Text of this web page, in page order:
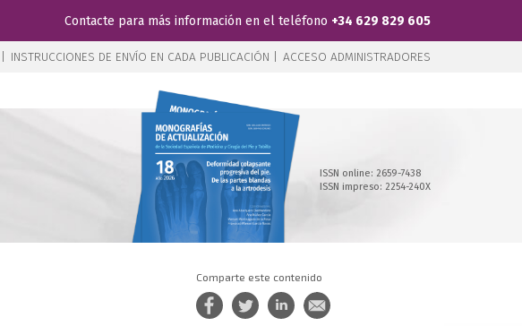
Contacte para más información en el teléfono +34 629 829 605
INSTRUCCIONES DE ENVÍO EN CADA PUBLICACIÓN | ACCESO ADMINISTRADORES
ISSN online: 2659-7438
ISSN impreso: 2254-240X
Comparte este contenido